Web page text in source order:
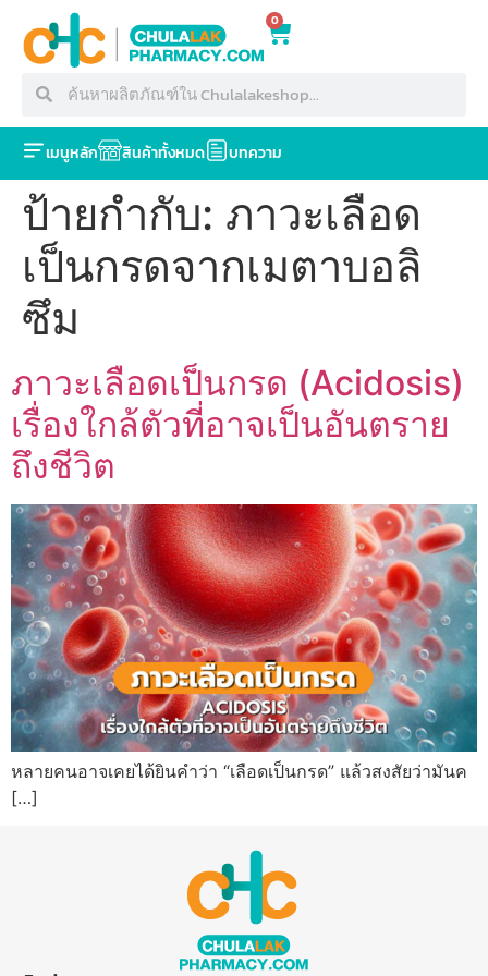
0
เมนูหลัก สินค้าทั้งหมด บทความ
ป้ายกำกับ: ภาวะเลือด
เป็นกรดจากเมตาบอลิ
ซึม
ภาวะเลือดเป็นกรด (Acidosis)
เรื่องใกล้ตัวที่อาจเป็นอันตราย
ถึงชีวิต
หลายคนอาจเคยได้ยินคำว่า “เลือดเป็นกรด” แล้วสงสัยว่ามันค
[…]